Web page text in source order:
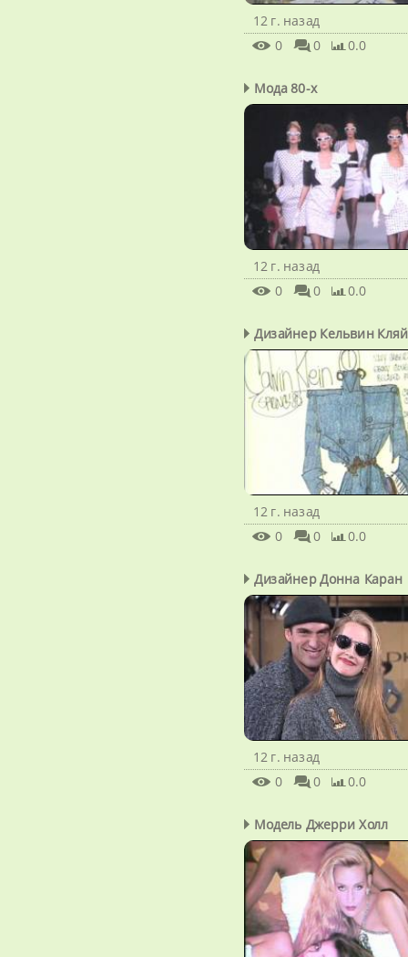
12 г. назад
0
0 0.0
Мода 80-х
12 г. назад
0
0 0.0
Дизайнер Кельвин
12 г. назад
0
0 0.0
Дизайнер Донна Каран
12 г. назад
0
0 0.0
Модель Джерри Холл